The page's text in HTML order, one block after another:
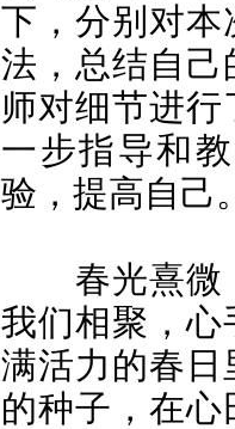
下，分别对
法，总结自
师对细节进
一步指导和
验，提高自己
春光熹微
我们相聚，
满活力的春
的种子，在